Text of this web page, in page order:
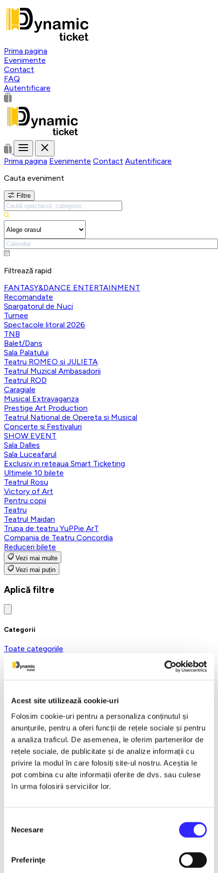
Acest site utilizează cookie-uri
Folosim cookie-uri pentru a personaliza conținutul și
anunțurile, pentru a oferi funcții de rețele sociale și pentru
a analiza traficul. De asemenea, le oferim partenerilor de
rețele sociale, de publicitate și de analize informații cu
privire la modul în care folosiți site-ul nostru. Aceștia le
pot combina cu alte informații oferite de dvs. sau culese
în urma folosirii serviciilor lor.
consimțământului
Necesare
Preferinţe
Prima pagina
Evenimente
Contact
FAQ
Autentificare
Prima pagina Evenimente Contact Autentificare
Cauta eveniment
Filtre
Filtrează rapid
FANTASY&DANCE ENTERTAINMENT
Recomandate
Spargatorul de Nuci
Turnee
Spectacole litoral 2026
TNB
Balet/Dans
Sala Palatului
Teatru ROMEO si JULIETA
Teatrul Muzical Ambasadorii
Teatrul ROD
Caragiale
Musical Extravaganza
Prestige Art Production
Teatrul National de Opereta si Musical
Concerte și Festivaluri
SHOW EVENT
Sala Dalles
Sala Luceafarul
Exclusiv in reteaua Smart Ticketing
Ultimele 10 bilete
Teatrul Rosu
Victory of Art
Pentru copii
Teatru
Teatrul Maidan
Trupa de teatru YuPPie ArT
Compania de Teatru Concordia
Reduceri bilete
Vezi mai multe
Vezi mai puțin
Aplică filtre
Categorii
Toate categoriile
Recomandate
TNB
Balet/Dans
Teatru ROMEO si JULIETA
Teatrul Muzical Ambasadorii
Teatrul ROD
Caragiale
Musical Extravaganza
Prestige Art Production
Teatrul National de Opereta si Musical
SHOW EVENT
Exclusiv in reteaua Smart Ticketing
Victory of Art